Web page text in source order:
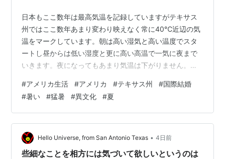
日本もここ数年は最高気温を記録していますがテキサス
州ではここ数年あまり変わり映えなく常に40℃近辺の気
温をマークしています。朝は高い湿気と高い温度でスタ
ートし昼からは低い湿度と更に高い高温で一気に夜まで
いきます。夜になってもあまり気温は下がりません。お
外出は自殺行為とも言えます。何がそう思わせるのかと
いうと、肌が痛いのです。凄い痛いのです。太陽の日差
しに皮膚が殺されそうになるような。何かに皮膚を貫通
されているような。大袈裟かもしれないけど本当にそう
いう感じなのです。私ら家族の中ではジョークで「この
ままじゃクッキーになるな」なんて言ってますけど……
#アメリカ生活 #アメリカ #テキサス州 #国際結婚
#暑い #猛暑 #異文化 #夏
Hello Universe, from San Antonio Texas • 4日前
些細なことを相方には気づいて欲しいというのは